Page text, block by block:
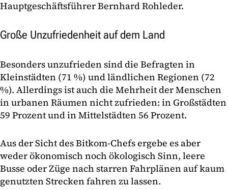
Hauptgeschäftsführer Bernhard Rohleder.
Große Unzufriedenheit auf dem Land
Besonders unzufrieden sind die Befragten in
Kleinstädten (71 %) und ländlichen Regionen (72
%). Allerdings ist auch die Mehrheit der Menschen
in urbanen Räumen nicht zufrieden: in Großstädten
59 Prozent und in Mittelstädten 56 Prozent.
Aus der Sicht des Bitkom-Chefs ergebe es aber
weder ökonomisch noch ökologisch Sinn, leere
Busse oder Züge nach starren Fahrplänen auf kaum
genutzten Strecken fahren zu lassen.